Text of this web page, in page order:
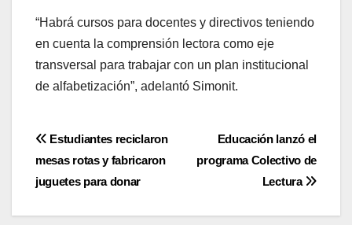
“Habrá cursos para docentes y directivos teniendo
en cuenta la comprensión lectora como eje
transversal para trabajar con un plan institucional
de alfabetización”, adelantó Simonit.
Navegación
de
entradas
Educación lanzó el
programa Colectivo de
Lectura
Estudiantes reciclaron
mesas rotas y fabricaron
juguetes para donar